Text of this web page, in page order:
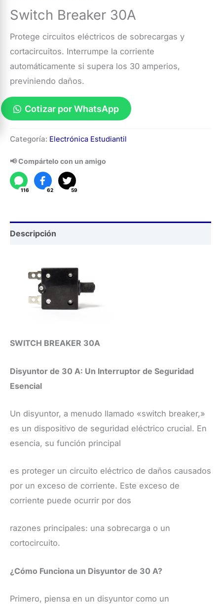
Switch Breaker 30A
Protege circuitos eléctricos de sobrecargas y
cortacircuitos. Interrumpe la corriente
automáticamente si supera los 30 amperios,
previniendo daños.
Cotizar por WhatsApp
Breaker
30A
cantidad
Categoría: Electrónica Estudiantil
📢 Compártelo con un amigo
116 62 59
Descripción
SWITCH BREAKER 30A
Disyuntor de 30 A: Un Interruptor de Seguridad
Esencial
​Un disyuntor, a menudo llamado «switch breaker,»
es un dispositivo de seguridad eléctrico crucial. En
esencia, su función principal
es proteger un circuito eléctrico de daños causados
por un exceso de corriente. Este exceso de
corriente puede ocurrir por dos
razones principales: una sobrecarga o un
cortocircuito.
​¿Cómo Funciona un Disyuntor de 30 A?
​Primero, piensa en un disyuntor como un